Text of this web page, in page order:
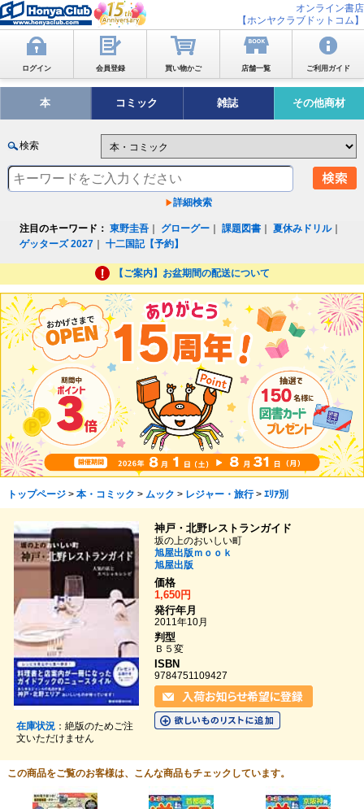
オンライン書店
【ホンヤクラブドットコム】
ログイン 会員登録 買い物かご 店舗一覧 ご利用ガイド
本 コミック 雑誌 その他商材
検索
詳細検索
注目のキーワード： 東野圭吾 グローグー ｜課題図書 ｜夏休みドリル｜
ゲッターズ 2027 ｜十二国記【予約】
【ご案内】お盆期間の配送について
トップページ> 本・コミック > ムック > レジャー・旅行> ｴﾘｱ別
在庫状況：絶版のためご注
文いただけません
神戸・北野レストランガイド
坂の上のおいしい町
旭屋出版ｍｏｏｋ
旭屋出版
価格
1,650円
発行年月
2011年10月
判型
Ｂ５変
ISBN
9784751109427
この商品をご覧のお客様は、こんな商品もチェックしています。